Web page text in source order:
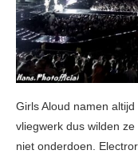
Girls Aloud namen
vliegwerk dus wilden
niet onderdoen.